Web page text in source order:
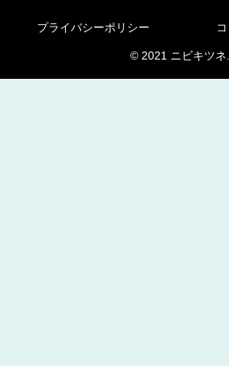
プライバシーポリシー
© 2021 ニビキツネ.